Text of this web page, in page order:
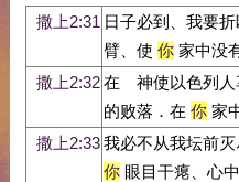
撒上2:31 日子必到、我要折
臂、使 你家中没
撒上2:32在 神使以色列人
的败落．在 你家
撒上2:33我必不从我坛前灭
你眼目干瘪、心中